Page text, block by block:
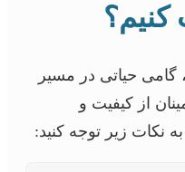
کنیم؟
گامی حیاتی در مسیر
از کیفیت و
نکات زیر توجه کنید: